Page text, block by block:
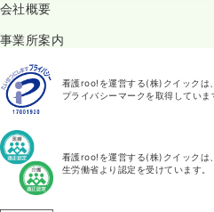
会社概要
事業所案内
看護roo!を運営する(株)クイックは
プライバシーマークを取得していま
看護roo!を運営する(株)クイックは
生労働省より認定を受けています。